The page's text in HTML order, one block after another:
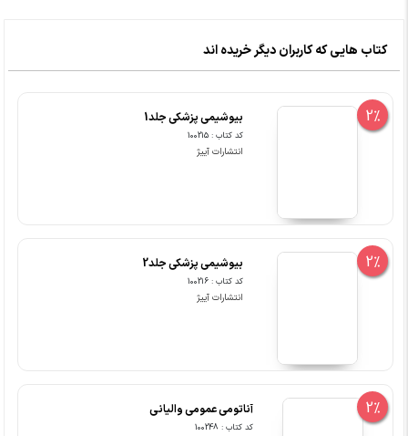
کتاب هایی که کاربران دیگر خریده اند
2% بیوشیمی پزشکی جلد1
کد کتاب : 100215
انتشارات آییژ
2% بیوشیمی پزشکی جلد2
کد کتاب : 100216
انتشارات آییژ
2% آناتومی عمومی والیانى
کد کتاب : 100248